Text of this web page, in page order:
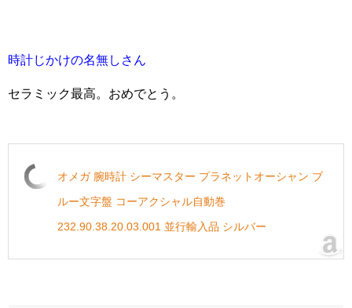
時計じかけの名無しさん
セラミック最高。おめでとう。
オメガ 腕時計 シーマスター プラネットオーシャン ブ
ルー文字盤 コーアクシャル自動巻
232.90.38.20.03.001 並行輸入品 シルバー